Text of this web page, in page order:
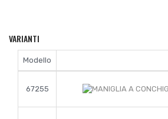
VARIANTI
Modello
67255